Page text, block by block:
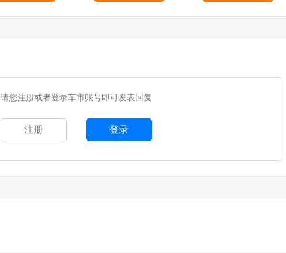
请您注册或者登录车市账号即可发表回复
注册 登录